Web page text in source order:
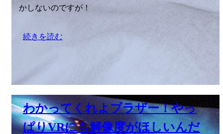
かしないのですが！
続きを読む
わかってくれよブラザー！やっ
ぱりVRにも解像度がほしいんだ